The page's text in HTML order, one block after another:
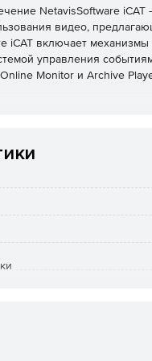
NetavisSoftware
видео,
iCAT включает
управления
Monitor и Archive
используется
двойной подсчет
объектов
улучшает
объектов, скорости